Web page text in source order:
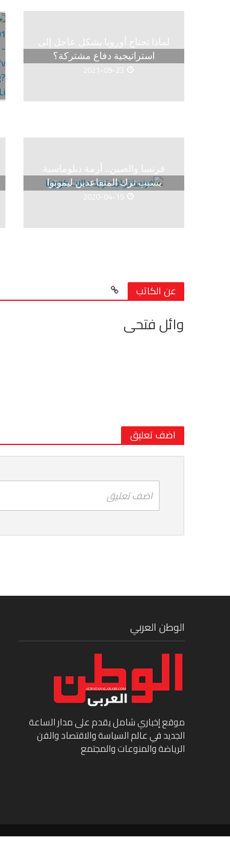
لماذا تحتاج أوروبا بشكل عاجل إلى
استراتيجية دفاع مشتركة؟
2021-09-23
فرنسا والصين.. أزمة دبلوماسية
بسبب ترك المتقاعدين ليموتوا
2020-04-15
عن الكاتب
وائل فتحى
اضف تعليق
اضف تعليق
الوطن العربي
موقع إخباري شامل يقدم على مدار الساعة
الجديد في عالم السياسة والاقتصاد والفن
الرياضة والمنوعات والمجتمع